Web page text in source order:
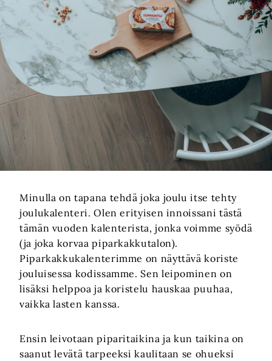
Minulla on tapana tehdä joka joulu itse tehty
joulukalenteri. Olen erityisen innoissani tästä
tämän vuoden kalenterista, jonka voimme syödä
(ja joka korvaa piparkakkutalon).
Piparkakkukalenterimme on näyttävä koriste
jouluisessa kodissamme. Sen leipominen on
lisäksi helppoa ja koristelu hauskaa puuhaa,
vaikka lasten kanssa.
Ensin leivotaan piparitaikina ja kun taikina on
saanut levätä tarpeeksi kaulitaan se ohueksi